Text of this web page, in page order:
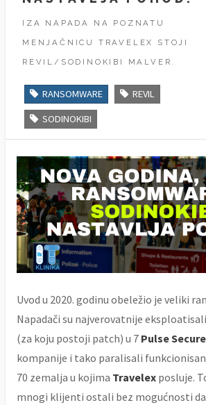
IZA NAPADA NA POZNATU
MENJAČNICU TRAVELEX STOJI
REVIL/SODINOKIBI MALVER.
RANSOMWARE REVIL
SODINOKIBI
Uvod u 2020. godinu obeležio je veliki
Napadači su najverovatnije
(za koju postoji patch) u 7 Pulse
kompanije i tako paralisali
70 zemalja u kojima Travelex posluje.
mnogi klijenti ostali bez mogućnosti